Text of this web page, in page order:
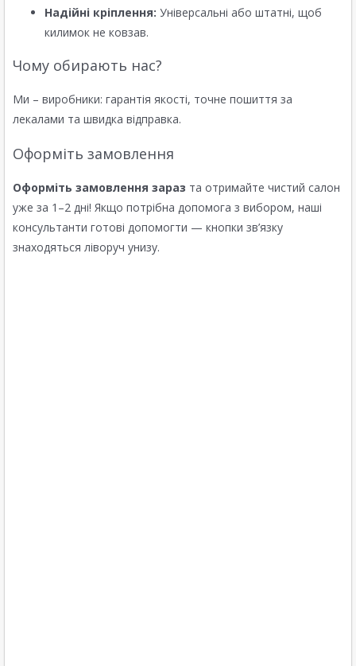
Надійні кріплення: Універсальні або штатні, щоб
килимок не ковзав.
Чому обирають нас?
Ми – виробники: гарантія якості, точне пошиття за
лекалами та швидка відправка.
Оформіть замовлення
Оформіть замовлення зараз та отримайте чистий салон
уже за 1–2 дні! Якщо потрібна допомога з вибором, наші
консультанти готові допомогти — кнопки зв’язку
знаходяться ліворуч унизу.